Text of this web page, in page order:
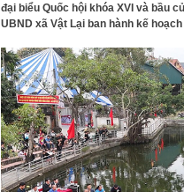
đại biểu Quốc hội khóa XVI và bầu
UBND xã Vật Lại ban hành kế